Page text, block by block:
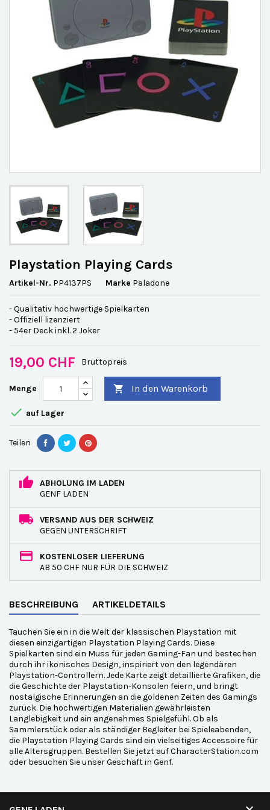
Playstation Playing Cards
Artikel-Nr. PP4137PS Marke Paladone
- Qualitativ hochwertige Spielkarten
- Offiziell lizenziert
- 54er Deck inkl. 2 Joker
19,00 CHF Bruttopreis
Menge  In den Warenkorb
 auf Lager
Teilen
ABHOLUNG IM LADEN
GENF LADEN
VERSAND AUS DER SCHWEIZ
GEGEN UNTERSCHRIFT
KOSTENLOSER LIEFERUNG
AB 50 CHF NUR FÜR DIE SCHWEIZ
BESCHREIBUNG ARTIKELDETAILS
Tauchen Sie ein in die Welt der klassischen Playstation mit
diesen einzigartigen Playstation Playing Cards. Diese
Spielkarten sind ein Muss für jeden Gaming-Fan und bestechen
durch ihr ikonisches Design, inspiriert von den legendären
Playstation-Controllern. Jede Karte zeigt detaillierte Grafiken, die
die Geschichte der Playstation-Konsolen feiern, und bringt
nostalgische Erinnerungen an die goldenen Zeiten des Gamings
zurück. Die hochwertigen Materialien gewährleisten
Langlebigkeit und ein angenehmes Spielgefühl. Ob als
Sammlerstück oder als ständiger Begleiter bei Spieleabenden,
die Playstation Playing Cards sind ein vielseitiges Accessoire für
alle Altersgruppen. Bestellen Sie jetzt auf CharacterStation.com
oder besuchen Sie unser Geschäft in Genf.